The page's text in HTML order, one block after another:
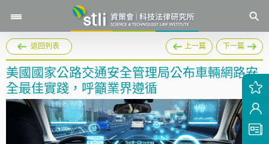
返回列表 上一篇 下一篇
美國國家公路交通安全管理局公布車輛網路安
全最佳實踐，呼籲業界遵循